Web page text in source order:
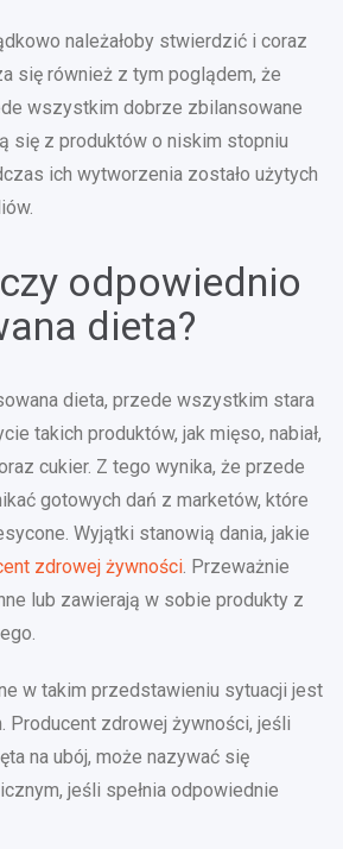
należałoby stwierdzić i coraz
się również z tym poglądem, że
wszystkim dobrze zbilansowane
się z produktów o niskim stopniu
ich wytworzenia zostało użytych
odpowiednio
dieta?
dieta, przede wszystkim stara
takich produktów, jak mięso, nabiał,
cukier. Z tego wynika, że przede
gotowych dań z marketów, które
Wyjątki stanowią dania, jakie
zdrowej żywności. Przeważnie
lub zawierają w sobie produkty z
w takim przedstawieniu sytuacji jest
Producent zdrowej żywności, jeśli
na ubój, może nazywać się
jeśli spełnia odpowiednie